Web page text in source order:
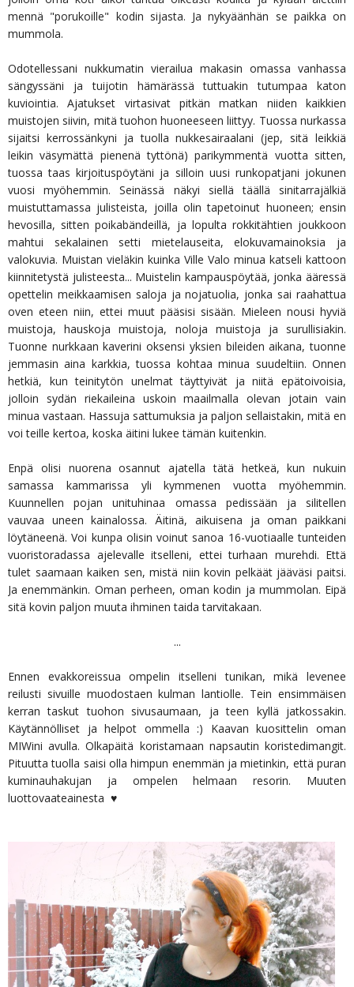
mennä "porukoille" kodin sijasta. Ja nykyäänhän se paikka on
mummola.
Odotellessani nukkumatin vierailua makasin omassa vanhassa
sängyssäni ja tuijotin hämärässä tuttuakin tutumpaa katon
kuviointia. Ajatukset virtasivat pitkän matkan niiden kaikkien
muistojen siivin, mitä tuohon huoneeseen liittyy. Tuossa nurkassa
sijaitsi kerrossänkyni ja tuolla nukkesairaalani (jep, sitä leikkiä
leikin väsymättä pienenä tyttönä) parikymmentä vuotta sitten,
tuossa taas kirjoituspöytäni ja silloin uusi runkopatjani jokunen
vuosi myöhemmin. Seinässä näkyi siellä täällä sinitarrajälkiä
muistuttamassa julisteista, joilla olin tapetoinut huoneen; ensin
hevosilla, sitten poikabändeillä, ja lopulta rokkitähtien joukkoon
mahtui sekalainen setti mietelauseita, elokuvamainoksia ja
valokuvia. Muistan vieläkin kuinka Ville Valo minua katseli kattoon
kiinnitetystä julisteesta... Muistelin kampauspöytää, jonka ääressä
opettelin meikkaamisen saloja ja nojatuolia, jonka sai raahattua
oven eteen niin, ettei muut pääsisi sisään. Mieleen nousi hyviä
muistoja, hauskoja muistoja, noloja muistoja ja surullisiakin.
Tuonne nurkkaan kaverini oksensi yksien bileiden aikana, tuonne
jemmasin aina karkkia, tuossa kohtaa minua suudeltiin. Onnen
hetkiä, kun teinitytön unelmat täyttyivät ja niitä epätoivoisia,
jolloin sydän riekaileina uskoin maailmalla olevan jotain vain
minua vastaan. Hassuja sattumuksia ja paljon sellaistakin, mitä en
voi teille kertoa, koska äitini lukee tämän kuitenkin.
Enpä olisi nuorena osannut ajatella tätä hetkeä, kun nukuin
samassa kammarissa yli kymmenen vuotta myöhemmin.
Kuunnellen pojan unituhinaa omassa pedissään ja silitellen
vauvaa uneen kainalossa. Äitinä, aikuisena ja oman paikkani
löytäneenä. Voi kunpa olisin voinut sanoa 16-vuotiaalle tunteiden
vuoristoradassa ajelevalle itselleni, ettei turhaan murehdi. Että
tulet saamaan kaiken sen, mistä niin kovin pelkäät jääväsi paitsi.
Ja enemmänkin. Oman perheen, oman kodin ja mummolan. Eipä
sitä kovin paljon muuta ihminen taida tarvitakaan.
...
Ennen evakkoreissua ompelin itselleni tunikan, mikä levenee
reilusti sivuille muodostaen kulman lantiolle. Tein ensimmäisen
kerran taskut tuohon sivusaumaan, ja teen kyllä jatkossakin.
Käytännölliset ja helpot ommella :) Kaavan kuosittelin oman
MIWini avulla. Olkapäitä koristamaan napsautin koristedimangit.
Pituutta tuolla saisi olla himpun enemmän ja mietinkin, että puran
kuminauhakujan ja ompelen helmaan resorin. Muuten
luottovaateainesta ♥